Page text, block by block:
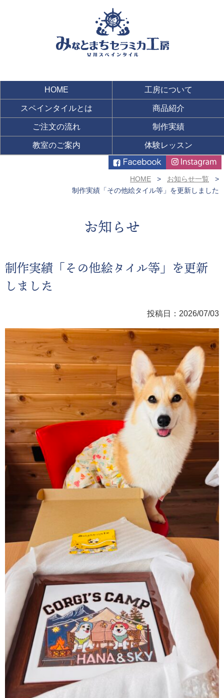
HOME 工房について
スペインタイルとは 商品紹介
ご注文の流れ 制作実績
教室のご案内 体験レッスン
HOME
お知らせ一覧
制作実績「その他絵タイル等」を更新しました
お知らせ
制作実績「その他絵タイル等」を更新
しました
投稿日：2026/07/03